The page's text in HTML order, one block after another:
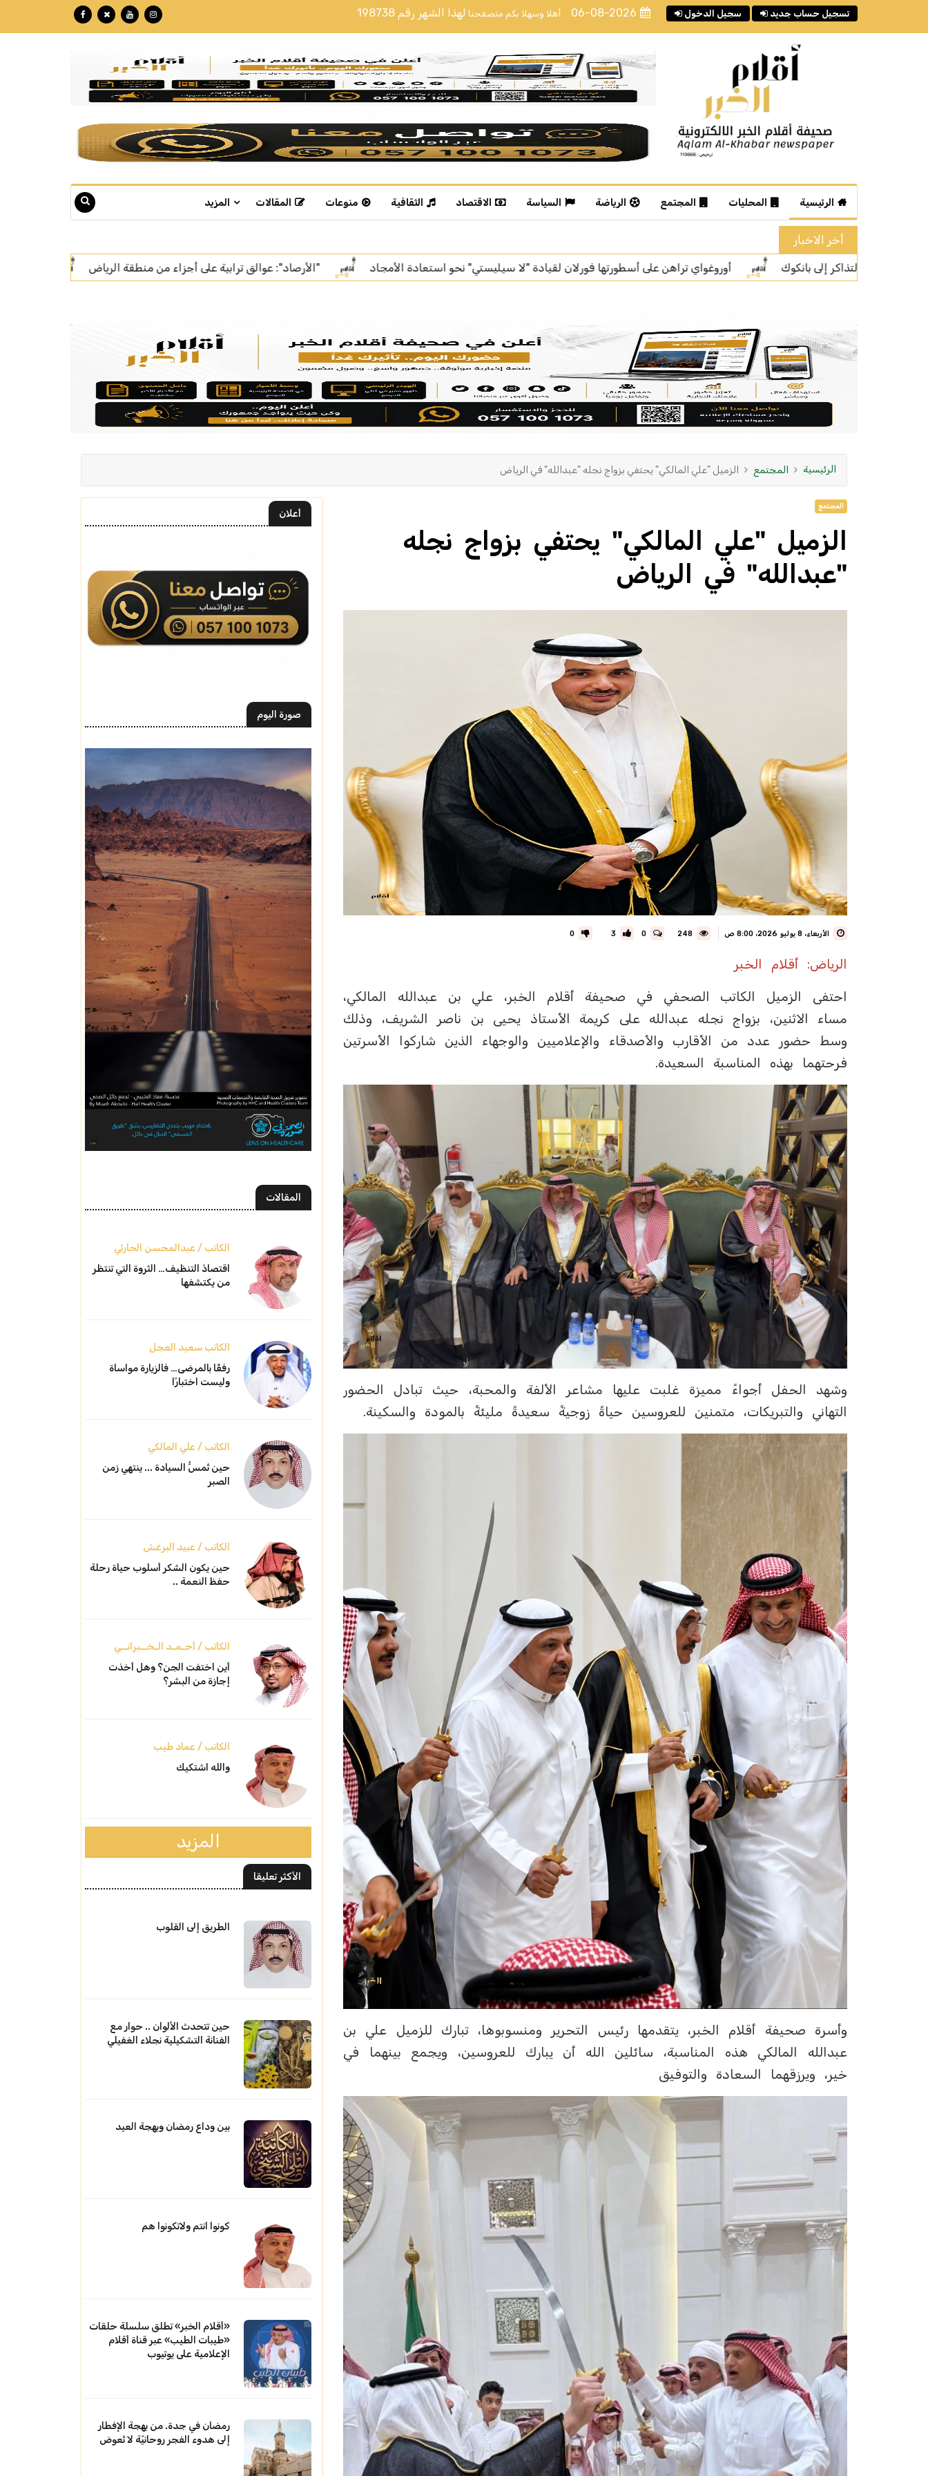
أهلا وسهلا بكم متصفحنا لهذا الشهر رقم 198738 06-08-2026 سجيل الدخول تسجيل حساب جديد
الرئيسية المحليات المجتمع الرياضة السياسة الاقتصاد الثقافية منوعات المقالات المزيد
أخر الاخبار
على أسطورتها فورلان لقيادة "لا سيليستي" نحو استعادة الأمجاد "الأرصاد": عوالق ترابية على أجزاء من منطقة الرياض وزارة الإعلام تشيد ببرنامج «الشارع السعودي» وتستعرض مسيرته
الرئيسية المجتمع الزميل "علي المالكي" يحتفي بزواج نجله "عبدالله" في الرياض
المجتمع
الزميل "علي المالكي" يحتفي بزواج نجله
"عبدالله" في الرياض
الأربعاء، 8 يوليو 2026، 8:00 ص 0
3
0
الرياض: أقلام الخبر
احتفى الزميل الكاتب الصحفي في صحيفة أقلام الخبر، علي بن عبدالله المالكي،
مساء الاثنين، بزواج نجله عبدالله على كريمة الأستاذ يحيى بن ناصر الشريف، وذلك
وسط حضور عدد من الأقارب والأصدقاء والإعلاميين والوجهاء الذين شاركوا الأسرتين
فرحتهما بهذه المناسبة السعيدة.
وشهد الحفل أجواءً مميزة غلبت عليها مشاعر الألفة والمحبة، حيث تبادل الحضور
التهاني والتبريكات، متمنين للعروسين حياةً زوجيةً سعيدةً مليئةً بالمودة والسكينة.
وأسرة صحيفة أقلام الخبر، يتقدمها رئيس التحرير ومنسوبوها، تبارك للزميل علي بن
عبدالله المالكي هذه المناسبة، سائلين الله أن يبارك للعروسين، ويجمع بينهما في
خير، ويرزقهما السعادة والتوفيق
أعلان
صورة اليوم
المقالات
الكاتب / عبدالمحسن الحارثي
اقتصادُ التنظيف… الثروة التي تنتظر
من يكتشفها
الكاتب سعيد العجل
رفقًا بالمرضى… فالزيارة مواساة
وليست اختبارًا
الكاتب / علي المالكي
حين تُمسُّ السيادة ... ينتهي زمن
الصبر
الكاتب / عبيد البرغش
حين يكون الشكر أسلوب حياة رحلة
حفظ النعمة ..
الكاتب / أحـمـد الـخــبرانــي
أين اختفت الجن؟ وهل أخذت
إجازة من البشر؟
الكاتب / عماد طيب
والله اشتكيك
المزيد
الأكثر تعليقا
الطريق إلى القلوب
حين تتحدث الألوان .. حوار مع
الفنانة التشكيلية نجلاء الغفيلي
بين وداع رمضان وبهجة العيد
كونوا انتم ولاتكونوا هم
«أقلام الخبر» تطلق سلسلة حلقات
«طيبات الطيب» عبر قناة أقلام
الإعلامية على يوتيوب
رمضان في جدة. من بهجة الإفطار
إلى هدوء الفجر روحانيّة لا تُعوض